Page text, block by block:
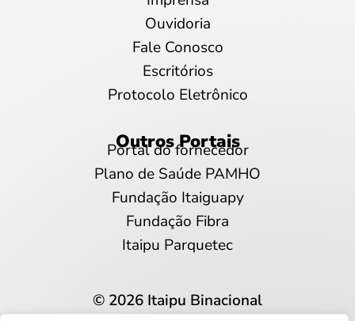
Ouvidoria
Fale Conosco
Escritórios
Protocolo Eletrônico
Outros Portais
Portal do fornecedor
Plano de Saúde PAMHO
Fundação Itaiguapy
Fundação Fibra
Itaipu Parquetec
© 2026 Itaipu Binacional